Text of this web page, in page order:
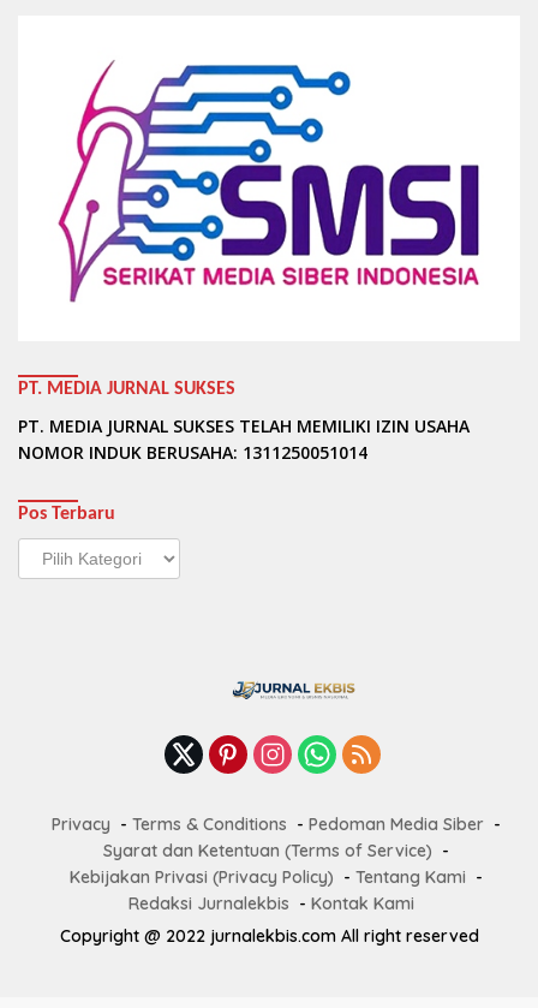
PT. MEDIA JURNAL SUKSES
PT. MEDIA JURNAL SUKSES TELAH MEMILIKI IZIN USAHA
NOMOR INDUK BERUSAHA: 1311250051014
Pos Terbaru
Pos
Terbaru
Privacy Terms & Conditions
Pedoman Media Siber
Syarat dan Ketentuan (Terms of Service)
Kebijakan Privasi (Privacy Policy)
Tentang Kami
Redaksi Jurnalekbis
Kontak Kami
Copyright @ 2022 jurnalekbis.com All right reserved